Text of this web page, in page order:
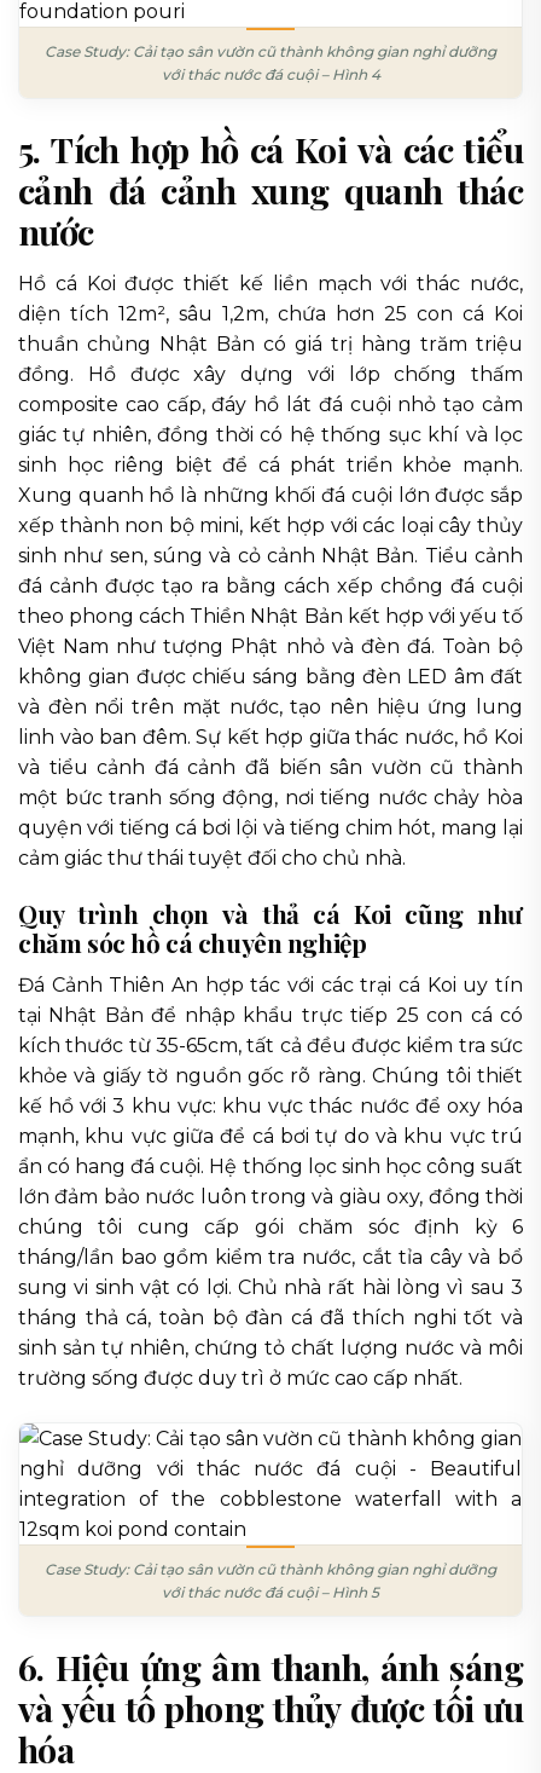
Case Study: Cải tạo sân vườn cũ thành không gian nghỉ dưỡng
với thác nước đá cuội – Hình 4
5. Tích hợp hồ cá Koi và các tiểu
cảnh đá cảnh xung quanh thác
nước
Hồ cá Koi được thiết kế liền mạch với thác nước,
diện tích 12m², sâu 1,2m, chứa hơn 25 con cá Koi
thuần chủng Nhật Bản có giá trị hàng trăm triệu
đồng. Hồ được xây dựng với lớp chống thấm
composite cao cấp, đáy hồ lát đá cuội nhỏ tạo cảm
giác tự nhiên, đồng thời có hệ thống sục khí và lọc
sinh học riêng biệt để cá phát triển khỏe mạnh.
Xung quanh hồ là những khối đá cuội lớn được sắp
xếp thành non bộ mini, kết hợp với các loại cây thủy
sinh như sen, súng và cỏ cảnh Nhật Bản. Tiểu cảnh
đá cảnh được tạo ra bằng cách xếp chồng đá cuội
theo phong cách Thiền Nhật Bản kết hợp với yếu tố
Việt Nam như tượng Phật nhỏ và đèn đá. Toàn bộ
không gian được chiếu sáng bằng đèn LED âm đất
và đèn nổi trên mặt nước, tạo nên hiệu ứng lung
linh vào ban đêm. Sự kết hợp giữa thác nước, hồ Koi
và tiểu cảnh đá cảnh đã biến sân vườn cũ thành
một bức tranh sống động, nơi tiếng nước chảy hòa
quyện với tiếng cá bơi lội và tiếng chim hót, mang lại
cảm giác thư thái tuyệt đối cho chủ nhà.
Quy trình chọn và thả cá Koi cũng như
chăm sóc hồ cá chuyên nghiệp
Đá Cảnh Thiên An hợp tác với các trại cá Koi uy tín
tại Nhật Bản để nhập khẩu trực tiếp 25 con cá có
kích thước từ 35-65cm, tất cả đều được kiểm tra sức
khỏe và giấy tờ nguồn gốc rõ ràng. Chúng tôi thiết
kế hồ với 3 khu vực: khu vực thác nước để oxy hóa
mạnh, khu vực giữa để cá bơi tự do và khu vực trú
ẩn có hang đá cuội. Hệ thống lọc sinh học công suất
lớn đảm bảo nước luôn trong và giàu oxy, đồng thời
chúng tôi cung cấp gói chăm sóc định kỳ 6
tháng/lần bao gồm kiểm tra nước, cắt tỉa cây và bổ
sung vi sinh vật có lợi. Chủ nhà rất hài lòng vì sau 3
tháng thả cá, toàn bộ đàn cá đã thích nghi tốt và
sinh sản tự nhiên, chứng tỏ chất lượng nước và môi
trường sống được duy trì ở mức cao cấp nhất.
Case Study: Cải tạo sân vườn cũ thành không gian nghỉ dưỡng
với thác nước đá cuội – Hình 5
6. Hiệu ứng âm thanh, ánh sáng
và yếu tố phong thủy được tối ưu
hóa